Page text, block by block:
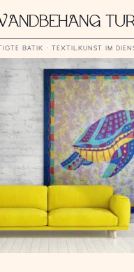
BATIK · TEXTILKUNST IM